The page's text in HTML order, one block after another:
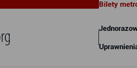
Bilety